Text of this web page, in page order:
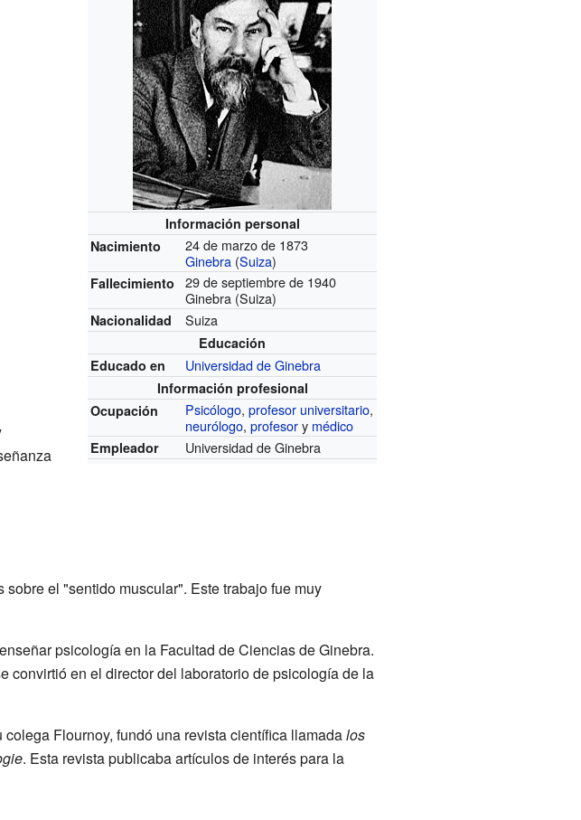
Información personal
Nacimiento
24 de marzo de 1873
Ginebra (Suiza)
Fallecimiento
29 de septiembre de 1940
Ginebra (Suiza)
Nacionalidad Suiza
Educación
Educado en
Universidad de Ginebra
Información profesional
Ocupación
Psicólogo,profesor universitario,
neurólogo,profesory médico
Empleador Universidad de Ginebra
el "sentido muscular". Este trabajo fue muy
psicología en la Facultad de Ciencias de Ginebra.
convirtió en el director del laboratorio de psicología de la
colega Flournoy, fundó una revista científica llamadalos
. Esta revista publicaba artículos de interés para la